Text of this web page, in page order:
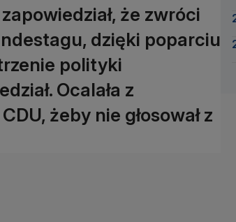
że zwróci
dzięki poparciu
polityki
Ocalała z
żeby nie głosował z